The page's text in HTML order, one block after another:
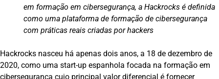
em formação em cibersegurança, a Hackrocks é definida
como uma plataforma de formação de cibersegurança
com práticas reais criadas por hackers
Hackrocks nasceu há apenas dois anos, a 18 de dezembro de
2020, como uma start-up espanhola focada na formação em
cibersegurança cujo principal valor diferencial é fornecer